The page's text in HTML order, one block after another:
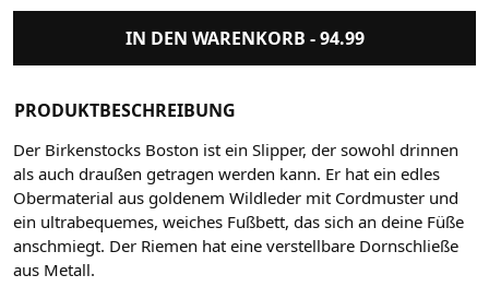
IN DEN WARENKORB -94.99
PRODUKTBESCHREIBUNG
Der Birkenstocks Boston ist ein Slipper, der sowohl drinnen
als auch draußen getragen werden kann. Er hat ein edles
Obermaterial aus goldenem Wildleder mit Cordmuster und
ein ultrabequemes, weiches Fußbett, das sich an deine Füße
anschmiegt. Der Riemen hat eine verstellbare Dornschließe
aus Metall.